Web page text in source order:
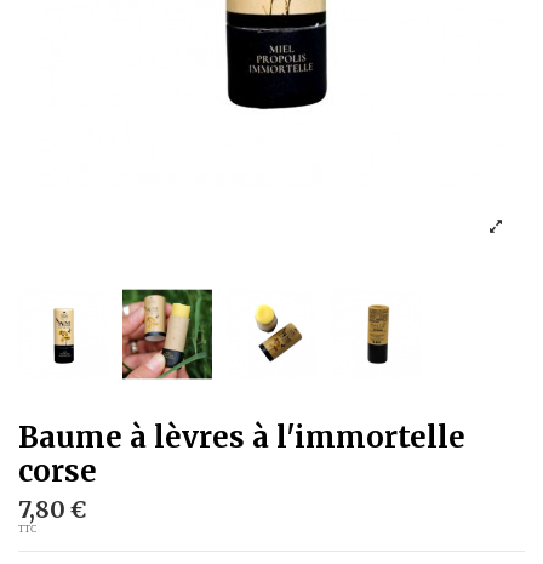
Baume à lèvres à l'immortelle
corse
7,80 €
TTC